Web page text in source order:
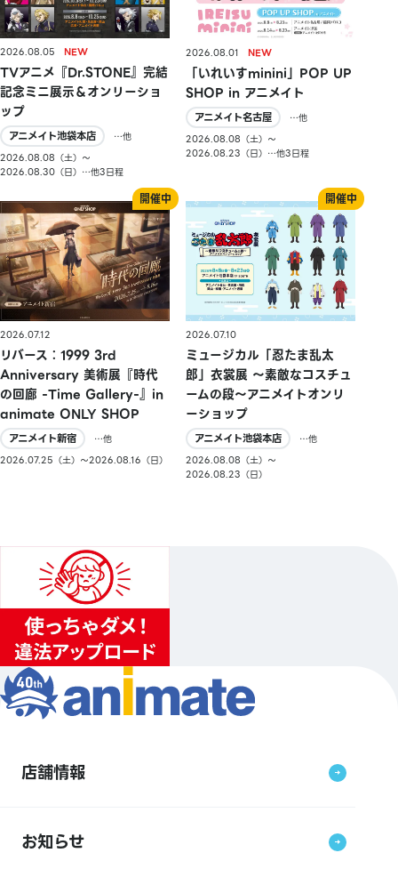
2026.08.05
TVアニメ『Dr.STONE』完結
記念ミニ展示＆オンリーショ
ップ
アニメイト池袋本店
…他
2026.08.08（土）〜
2026.08.30（日）…他3日程
2026.08.01
「いれいすminini」POP UP
SHOP in アニメイト
アニメイト名古屋
…他
2026.08.08（土）〜
2026.08.23（日）…他3日程
2026.07.12
リバース：1999 3rd
Anniversary 美術展『時代
の回廊 -Time Gallery-』in
animate ONLY SHOP
アニメイト新宿
…他
2026.07.25（土）〜2026.08.16（日）
2026.07.10
ミュージカル「忍たま乱太
郎」衣裳展 ～素敵なコスチュ
ームの段～アニメイトオンリ
ーショップ
アニメイト池袋本店
…他
2026.08.08（土）〜
2026.08.23（日）
店舗情報
お知らせ